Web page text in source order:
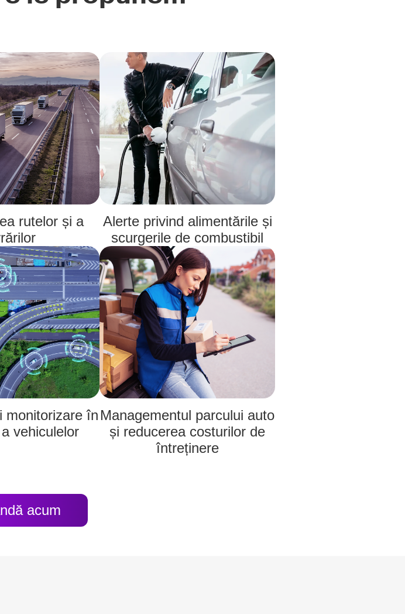
rutelor și a
Alerte privind alimentările și
scurgerile de combustibil
monitorizare în
vehiculelor
Managementul parcului auto
și reducerea costurilor de
întreținere
acum